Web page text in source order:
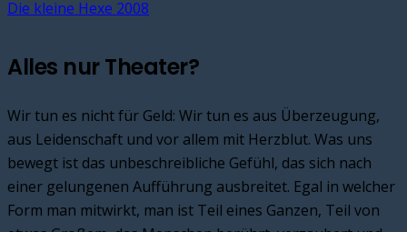
Die kleine Hexe 2008
Alles nur Theater?
Wir tun es nicht für Geld: Wir tun es aus Überzeugung,
aus Leidenschaft und vor allem mit Herzblut. Was uns
bewegt ist das unbeschreibliche Gefühl, das sich nach
einer gelungenen Aufführung ausbreitet. Egal in welcher
Form man mitwirkt, man ist Teil eines Ganzen, Teil von